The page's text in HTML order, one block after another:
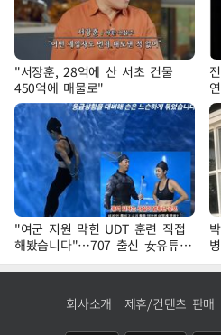
"서장훈, 28억에 산 서초 건물
450억에 매물로"
"여군 지원 막힌 UDT 훈련 직접
해봤습니다"…707 출신 女유튜버
'완벽 소화'
회사소개 제휴/컨텐츠 판매